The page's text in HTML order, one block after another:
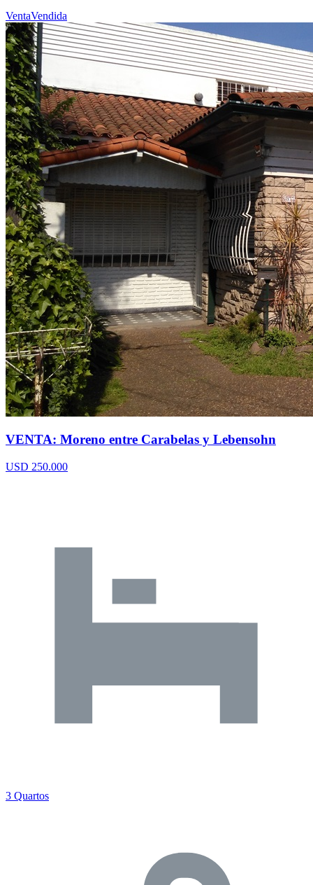
VentaVendida
VENTA: Moreno entre Carabelas y Lebensohn
USD 250.000
3 Quartos